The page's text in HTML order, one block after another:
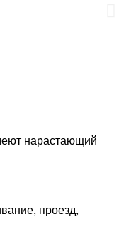
нарастающий
проезд,